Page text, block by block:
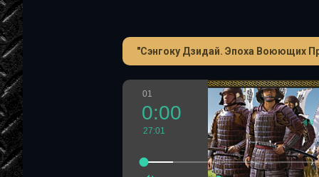
"Сэнгоку Дзидай. Эпоха Воюющих
01
100
0:00
27:01